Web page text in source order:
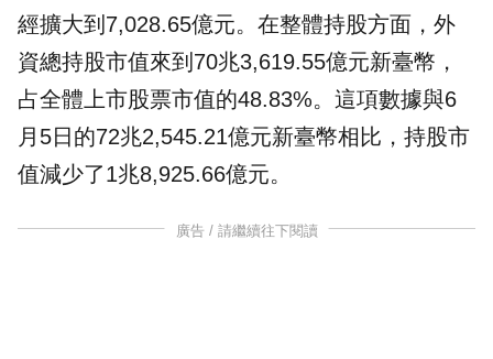
經擴大到7,028.65億元。在整體持股方面，外
資總持股市值來到70兆3,619.55億元新臺幣，
占全體上市股票市值的48.83%。這項數據與6
月5日的72兆2,545.21億元新臺幣相比，持股市
值減少了1兆8,925.66億元。
廣告 / 請繼續往下閱讀